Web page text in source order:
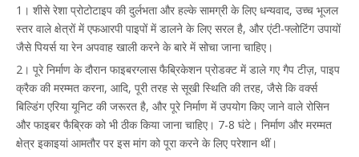
1। शीसे रेशा प्रोटोटाइप की दुर्लभता और हल्के सामग्री के लिए धन्यवाद, उच्च भूजल
स्तर वाले क्षेत्रों में एफआरपी पाइपों में डालने के लिए सरल है, और एंटी-फ्लोटिंग उपायों
जैसे पियर्स या रेन अपवाह खाली करने के बारे में सोचा जाना चाहिए।
2। पूरे निर्माण के दौरान फाइबरग्लास फैब्रिकेशन प्रोडक्ट में डाले गए गैप टीज़, पाइप
क्रैक की मरम्मत करना, आदि, पूरी तरह से सूखी स्थिति की तरह, जैसे कि वर्क्स
बिल्डिंग एरिया यूनिट की जरूरत है, और पूरे निर्माण में उपयोग किए जाने वाले रोसिन
और फाइबर फैब्रिक को भी ठीक किया जाना चाहिए। 7-8 घंटे। निर्माण और मरम्मत
क्षेत्र इकाइयां आमतौर पर इस मांग को पूरा करने के लिए परेशान थीं।